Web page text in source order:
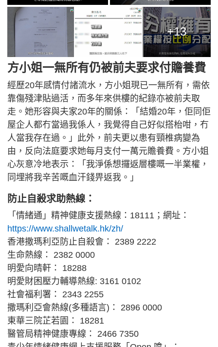
+13
方小姐一無所有仍被前夫要求付贍養費
經歷20年感情付諸流水，方小姐現已一無所有，需依
靠傷殘津貼過活，而多年來供樓的紀錄亦被前夫取
走。她形容與夫家20年的關係：「結婚20年，佢同佢
屋企人都冇當過我係人，我覺得自己好似搭枱咁，冇
人當我存在過。」此外，前夫更以患有頸椎病變為
由，反向法庭要求她每月支付一萬元贍養費。方小姐
心灰意冷地表示：「我淨係想攞返層樓嘅一半業權，
同埋將我辛苦嘅血汗錢畀返我。」
防止自殺求助熱線：
「情緒通」精神健康支援熱線：18111；網址：
https://www.shallwetalk.hk/zh/
香港撒瑪利亞防止自殺會： 2389 2222
生命熱線： 2382 0000
明愛向晴軒： 18288
明愛財困壓力輔導熱線: 3161 0102
社會福利署： 2343 2255
撒瑪利亞會熱線(多種語言)： 2896 0000
東華三院芷若園： 18281
醫管局精神健康專線： 2466 7350